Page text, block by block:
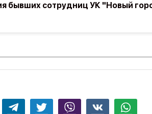
бывших сотрудниц УК "Новый
Telegram Twitter Viber Whatsapp